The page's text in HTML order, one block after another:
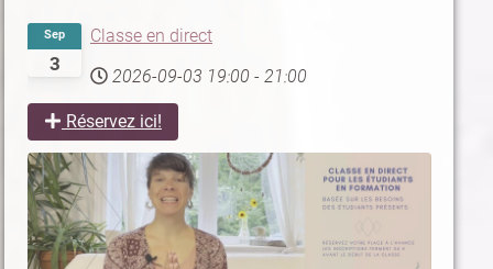
3
Sep
Classe en direct
2026-09-03 19:00 - 21:00
Réservez ici!